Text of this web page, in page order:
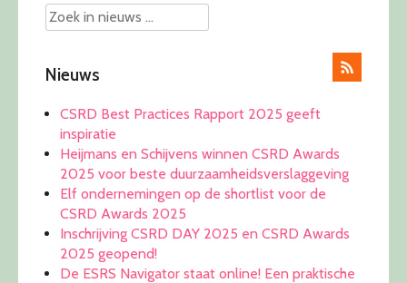
Nieuws
CSRD Best Practices Rapport 2025 geeft
inspiratie
Heijmans en Schijvens winnen CSRD Awards
2025 voor beste duurzaamheidsverslaggeving
Elf ondernemingen op de shortlist voor de
CSRD Awards 2025
Inschrijving CSRD DAY 2025 en CSRD Awards
2025 geopend!
De ESRS Navigator staat online! Een praktische